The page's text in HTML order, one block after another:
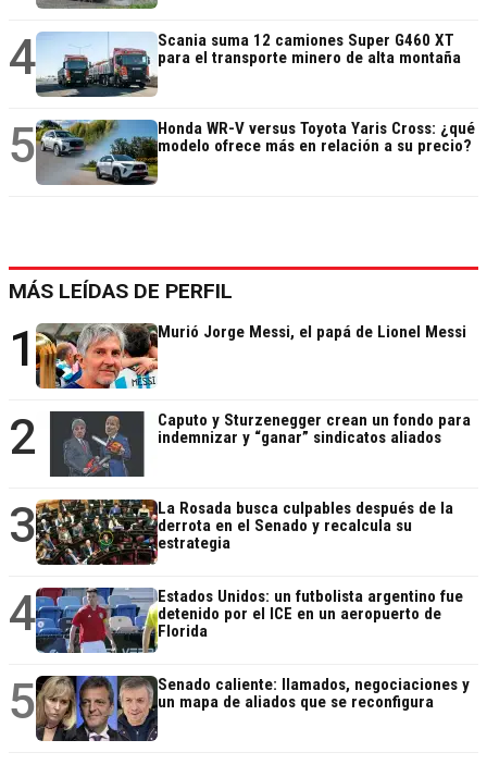
4
Scania suma 12 camiones Super G460 XT
para el transporte minero de alta montaña
5
Honda WR-V versus Toyota Yaris Cross: ¿qué
modelo ofrece más en relación a su precio?
MÁS LEÍDAS DE PERFIL
1 Murió Jorge Messi, el papá de Lionel Messi
2
Caputo y Sturzenegger crean un fondo para
indemnizar y “ganar” sindicatos aliados
3
La Rosada busca culpables después de la
derrota en el Senado y recalcula su
estrategia
4
Estados Unidos: un futbolista argentino fue
detenido por el ICE en un aeropuerto de
Florida
5
Senado caliente: llamados, negociaciones y
un mapa de aliados que se reconfigura